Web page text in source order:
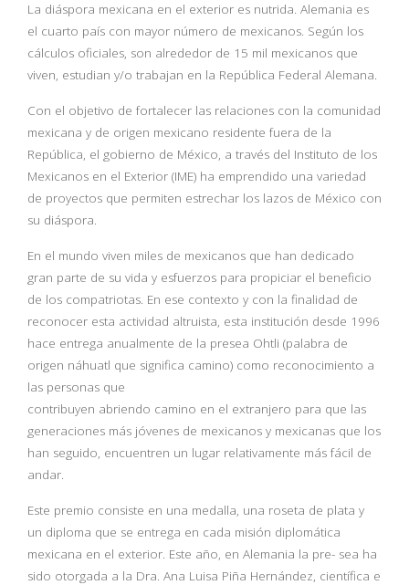
La diáspora mexicana en el exterior es nutrida. Alemania es
el cuarto país con mayor número de mexicanos. Según los
cálculos oficiales, son alrededor de 15 mil mexicanos que
viven, estudian y/o trabajan en la República Federal Alemana.
Con el objetivo de fortalecer las relaciones con la comunidad
mexicana y de origen mexicano residente fuera de la
República, el gobierno de México, a través del Instituto de los
Mexicanos en el Exterior (IME) ha emprendido una variedad
de proyectos que permiten estrechar los lazos de México con
su diáspora.
En el mundo viven miles de mexicanos que han dedicado
gran parte de su vida y esfuerzos para propiciar el beneficio
de los compatriotas. En ese contexto y con la finalidad de
reconocer esta actividad altruista, esta institución desde 1996
hace entrega anualmente de la presea Ohtli (palabra de
origen náhuatl que significa camino) como reconocimiento a
las personas que
contribuyen abriendo camino en el extranjero para que las
generaciones más jóvenes de mexicanos y mexicanas que los
han seguido, encuentren un lugar relativamente más fácil de
andar.
Este premio consiste en una medalla, una roseta de plata y
un diploma que se entrega en cada misión diplomática
mexicana en el exterior. Este año, en Alemania la pre- sea ha
sido otorgada a la Dra. Ana Luisa Piña Hernández, científica e